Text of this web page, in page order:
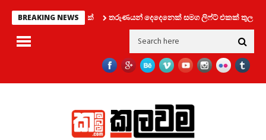
BREAKING NEWS තරුණයන් දෙදෙනෙක් සමග ලිෆ්ට් එකක් තුල සිර වූ